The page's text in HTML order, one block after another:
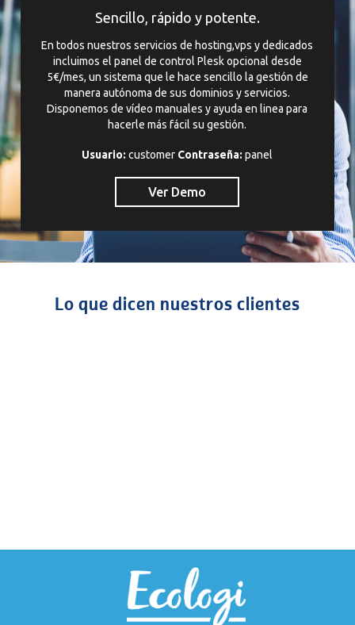
Sencillo, rápido y potente.
En todos nuestros servicios de hosting,vps y dedicados
incluimos el panel de control Plesk opcional desde
5€/mes, un sistema que le hace sencillo la gestión de
manera autónoma de sus dominios y servicios.
Disponemos de vídeo manuales y ayuda en linea para
hacerle más fácil su gestión.
Usuario: customer Contraseña: panel
Ver Demo
Lo que dicen nuestros clientes